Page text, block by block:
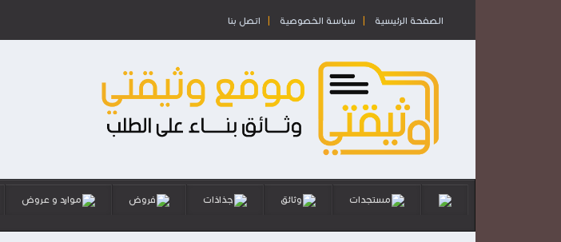
الصفحة الرئيسية سياسة الخصوصية اتصل بنا
مستجدات وثائق جذاذات فروض موارد و عروض